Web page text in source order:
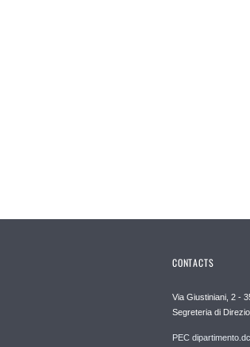
CONTACTS
Via Giustiniani, 2 -
Segreteria di
PEC